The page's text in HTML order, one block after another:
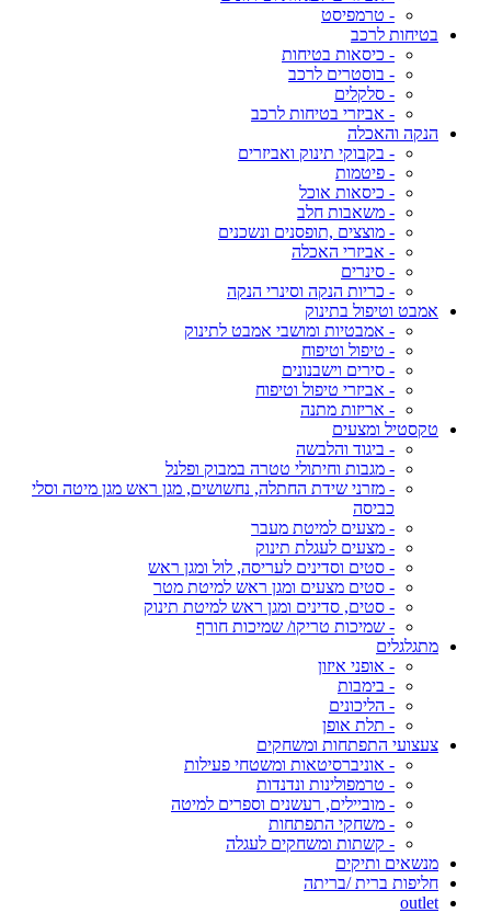
- טרמפיסט
בטיחות לרכב
- כיסאות בטיחות
- בוסטרים לרכב
- סלקלים
- אביזרי בטיחות לרכב
הנקה והאכלה
- בקבוקי תינוק ואביזרים
- פיטמות
- כיסאות אוכל
- משאבות חלב
- מוצצים ,תופסנים ונשכנים
- אביזרי האכלה
- סינרים
- כריות הנקה וסינרי הנקה
אמבט וטיפול בתינוק
- אמבטיות ומושבי אמבט לתינוק
- טיפול וטיפוח
- סירים וישבנונים
- אביזרי טיפול וטיפוח
- אריזות מתנה
טקסטיל ומצעים
- ביגוד והלבשה
- מגבות וחיתולי טטרה במבוק ופלנל
- מזרני שידת החתלה, נחשושים, מגן ראש מגן מיטה וסלי
כביסה
- מצעים למיטת מעבר
- מצעים לעגלת תינוק
- סטים וסדינים לעריסה, לול ומגן ראש
- סטים מצעים ומגן ראש למיטת מטר
- סטים, סדינים ומגן ראש למיטת תינוק
- שמיכות טריקו/ שמיכות חורף
מתגלגלים
- אופני איזון
- בימבות
- הליכונים
- תלת אופן
צעצועי התפתחות ומשחקים
- אוניברסיטאות ומשטחי פעילות
- טרמפולינות ונדנדות
- מוביילים, רעשנים וספרים למיטה
- משחקי התפתחות
- קשתות ומשחקים לעגלה
מנשאים ותיקים
חליפות ברית /בריתה
outlet